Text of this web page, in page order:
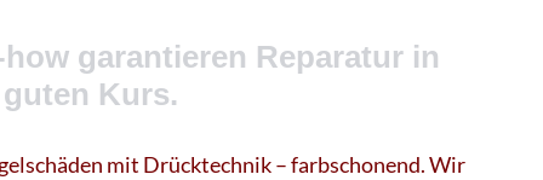
garantieren Reparatur in
Kurs.
mit Drücktechnik – farbschonend. Wir